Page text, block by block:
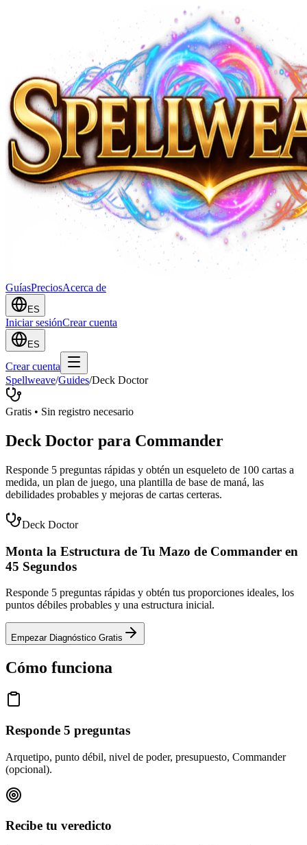
GuíasPreciosAcerca de
ES
Iniciar sesiónCrear cuenta
ES
Crear cuenta
Spellweave/Guides/Deck Doctor
Gratis • Sin registro necesario
Deck Doctor para Commander
Responde 5 preguntas rápidas y obtén un esqueleto de 100 cartas a
medida, un plan de juego, una plantilla de base de maná, las
debilidades probables y mejoras de cartas certeras.
Deck Doctor
Monta la Estructura de Tu Mazo de Commander en
45 Segundos
Responde 5 preguntas rápidas y obtén tus proporciones ideales, los
puntos débiles probables y una estructura inicial.
Empezar Diagnóstico Gratis
Cómo funciona
Responde 5 preguntas
Arquetipo, punto débil, nivel de poder, presupuesto, Commander
(opcional).
Recibe tu veredicto